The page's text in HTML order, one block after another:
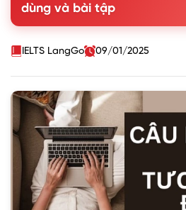
1.2. Cách dùng câu bị động thì
2. Bài tập câu bị động thì tương lai
dùng và bài tập
IELTS LangGo 09/01/2025